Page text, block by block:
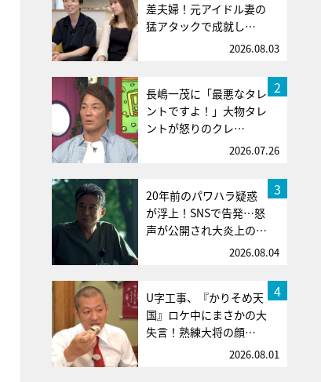
差夫婦！元アイドル妻の
猛アタックで成就し…
2026.08.03
2
長嶋一茂に「最悪なタレ
ントですよ！」大物タレ
ントが怒りのクレ…
2026.07.26
3
20年前のパワハラ疑惑
が浮上！SNSで告発…怒
声が公開され大炎上の…
2026.08.04
4
U字工事、『かりそめ天
国』ロケ中にまさかの大
失言！熟練大将の顔…
2026.08.01